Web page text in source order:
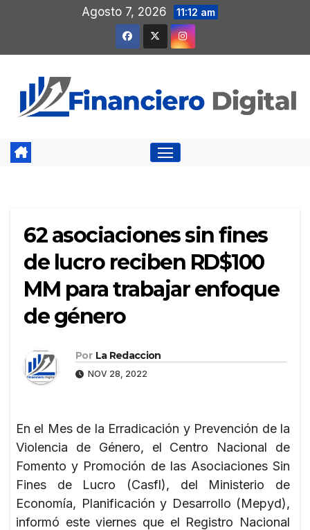
contenido
Agosto 7, 2026 11:12 am
62 asociaciones sin fines
de lucro reciben RD$100
MM para trabajar enfoque
de género
Por La Redaccion
NOV 28, 2022
En el Mes de la Erradicación y Prevención de la
Violencia de Género, el Centro Nacional de
Fomento y Promoción de las Asociaciones Sin
Fines de Lucro (Casfl), del Ministerio de
Economía, Planificación y Desarrollo (Mepyd),
informó este viernes que el Registro Nacional